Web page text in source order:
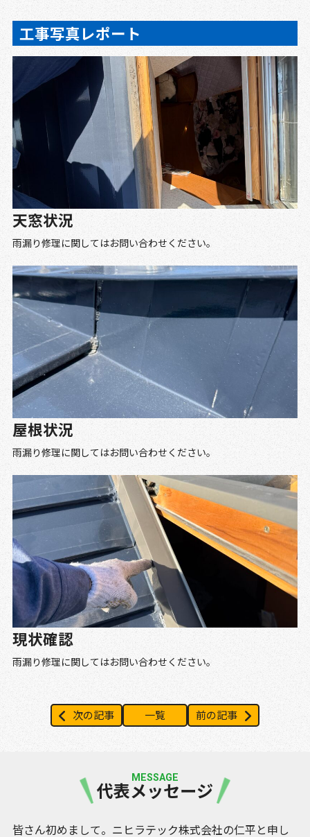
工事写真レポート
天窓状況
雨漏り修理に関してはお問い合わせください。
屋根状況
雨漏り修理に関してはお問い合わせください。
現状確認
雨漏り修理に関してはお問い合わせください。
次の記事 一覧 前の記事
代表メッセージ
MESSAGE
皆さん初めまして。ニヒラテック株式会社の仁平と申し